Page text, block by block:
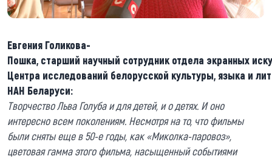
Евгения Голикова-
Пошка, старший научный сотрудник отдела экранных
Центра исследований белорусской культуры, языка и
НАН Беларуси:
Творчество Льва Голуба и для детей, и о детях. И оно
интересно всем поколениям. Несмотря на то, что фильмы
были сняты еще в 50-е годы, как «Миколка-паровоз»,
цветовая гамма этого фильма, насыщенный событиями